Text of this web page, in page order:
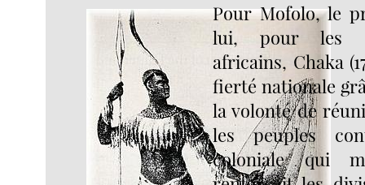
Pour Mofolo, le
lui, pour les
africains, Chaka
fierté nationale
la volonté de
les peuples
coloniale qui